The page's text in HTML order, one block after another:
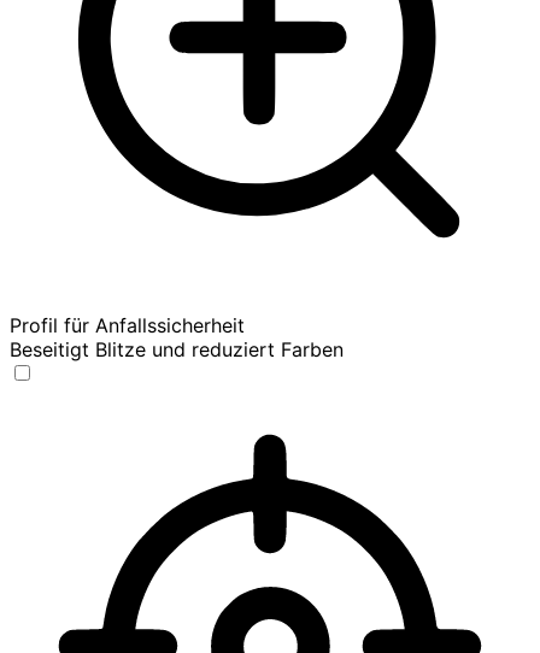
Profil für Anfallssicherheit
Beseitigt Blitze und reduziert Farben